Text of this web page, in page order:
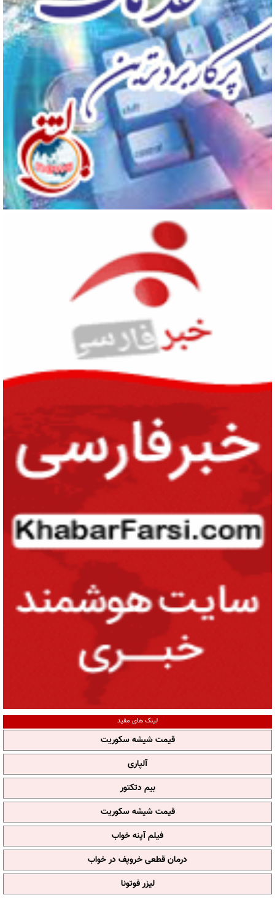
لینک های مفید
قیمت شیشه سکوریت
آلپاری
بیم دتکتور
قیمت شیشه سکوریت
فیلم آپنه خواب
درمان قطعی خروپف در خواب
لیزر فوتونا